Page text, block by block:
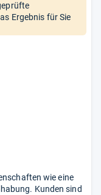
Ergebnis für Sie
wie eine
Kunden sind